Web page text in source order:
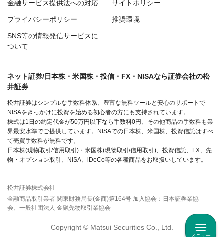
メニュー
金融サービス提供法への対応 サイトポリシー
プライバシーポリシー 推奨環境
SNS等の情報発信サービスに
ついて
ネット証券/日本株・米国株・投信・FX・NISAなら証券会社の松
井証券
松井証券はシンプルな手数料体系、豊富な無料ツールと安心のサポートで
NISAをきっかけに投資を始める初心者の方にも支持されています。
株式は1日の約定代金が50万円以下なら手数料0円、その他商品の手数料も業
界最安水準でご提供しています。NISAでの日本株、米国株、投資信託はすべ
て売買手数料が無料です。
日本株(現物取引/信用取引)・米国株(現物取引/信用取引)、投資信託、FX、先
物・オプション取引、NISA、iDeCo等の各種商品をお取扱いしています。
松井証券株式会社
金融商品取引業者 関東財務局長(金商)第164号 加入協会：日本証券業協
会、一般社団法人 金融先物取引業協会
Copyright © Matsui Securities Co., Ltd.